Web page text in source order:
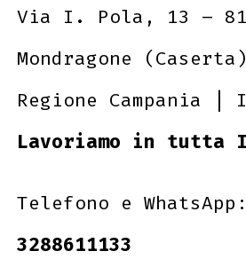
Via I. Pola, 13 –
Mondragone (Caserta)
Regione Campania
Lavoriamo in tutta
Telefono e WhatsApp:
3288611133